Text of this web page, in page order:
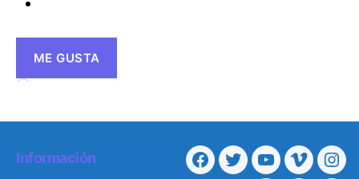
ME GUSTA
Información
Facebook
TwitterYoutubeVimeo